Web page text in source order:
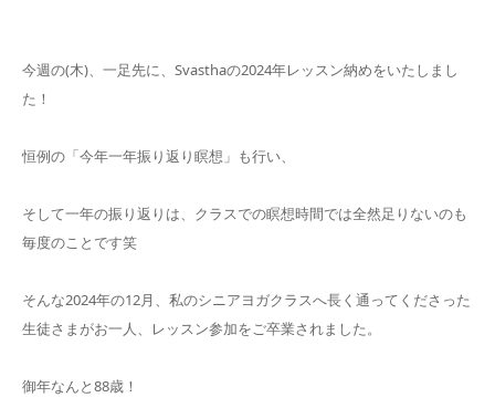
今週の(木)、一足先に、Svasthaの2024年レッスン納めをいたしまし
た！
恒例の「今年一年振り返り瞑想」も行い、
そして一年の振り返りは、クラスでの瞑想時間では全然足りないのも
毎度のことです笑
そんな2024年の12月、私のシニアヨガクラスへ長く通ってくださった
生徒さまがお一人、レッスン参加をご卒業されました。
御年なんと88歳！